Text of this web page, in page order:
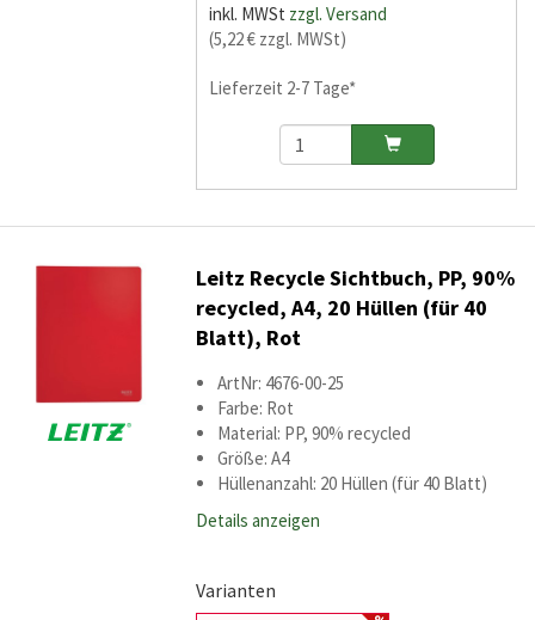
inkl. MWSt zzgl. Versand
(5,22 € zzgl. MWSt)
Lieferzeit 2-7 Tage*
Leitz Recycle Sichtbuch, PP, 90%
recycled, A4, 20 Hüllen (für 40
Blatt), Rot
ArtNr: 4676-00-25
Farbe: Rot
Material: PP, 90% recycled
Größe: A4
Hüllenanzahl: 20 Hüllen (für 40 Blatt)
Details anzeigen
Varianten